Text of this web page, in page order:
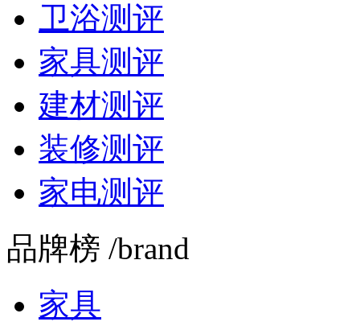
卫浴测评
家具测评
建材测评
装修测评
家电测评
品牌榜 /brand
家具